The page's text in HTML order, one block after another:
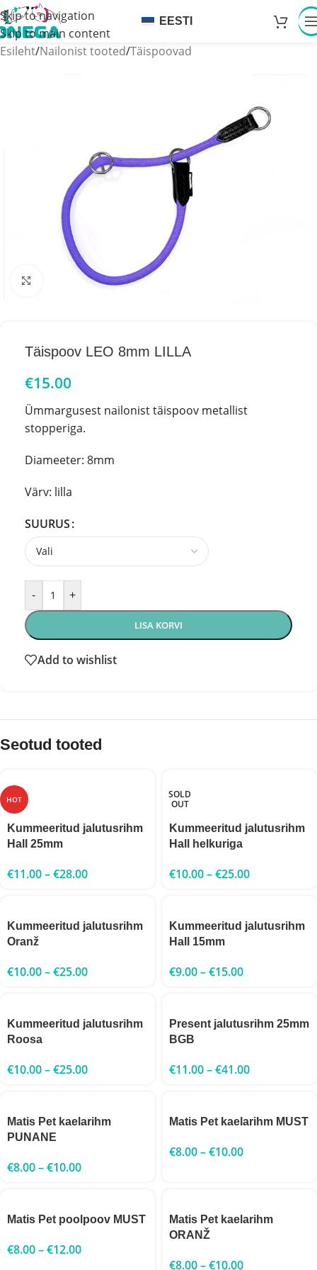
Skip to navigation
Skip to main content
EESTI
Esileht/Nailonist tooted/Täispoovad
Click to enlarge
Täispoov LEO 8mm LILLA
€15.00
Ümmargusest nailonist täispoov metallist
stopperiga.
Diameeter: 8mm
Värv: lilla
SUURUS
- +
LISA KORVI
Add to wishlist
Seotud tooted
HOT
Kummeeritud jalutusrihm
Hall 25mm
€11.00–€28.00
SOLD
OUT
Kummeeritud jalutusrihm
Hall helkuriga
€10.00–€25.00
Kummeeritud jalutusrihm
Oranž
€10.00–€25.00
Kummeeritud jalutusrihm
Hall 15mm
€9.00–€15.00
Kummeeritud jalutusrihm
Roosa
€10.00–€25.00
Present jalutusrihm 25mm
BGB
€11.00–€41.00
Matis Pet kaelarihm
PUNANE
€8.00–€10.00
Matis Pet kaelarihm MUST
€8.00–€10.00
Matis Pet poolpoov MUST
€8.00–€12.00
Matis Pet kaelarihm
ORANŽ
€8.00–€10.00